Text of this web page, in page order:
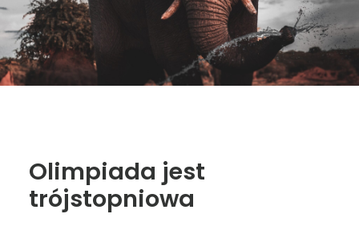
Olimpiada jest
trójstopniowa